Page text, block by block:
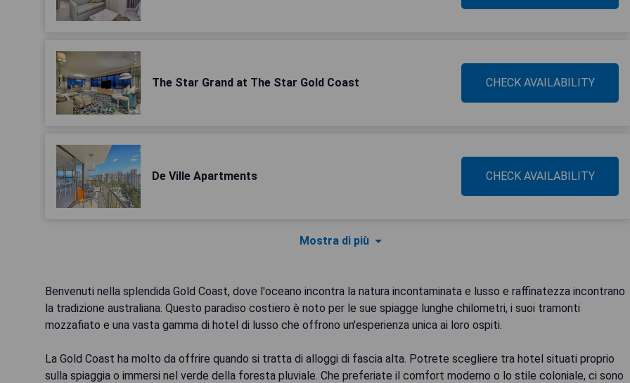
The Star Grand at The Star Gold Coast CHECK AVAILABILITY
De Ville Apartments CHECK AVAILABILITY
Mostra di più
Benvenuti nella splendida Gold Coast, dove l'oceano incontra la natura incontaminata e lusso e raffinatezza incontrano
la tradizione australiana. Questo paradiso costiero è noto per le sue spiagge lunghe chilometri, i suoi tramonti
mozzafiato e una vasta gamma di hotel di lusso che offrono un'esperienza unica ai loro ospiti.
La Gold Coast ha molto da offrire quando si tratta di alloggi di fascia alta. Potrete scegliere tra hotel situati proprio
sulla spiaggia o immersi nel verde della foresta pluviale. Che preferiate il comfort moderno o lo stile coloniale, ci sono